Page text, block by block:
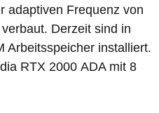
adaptiven Frequenz von
Derzeit sind in
Arbeitsspeicher installiert.
RTX 2000 ADA mit 8